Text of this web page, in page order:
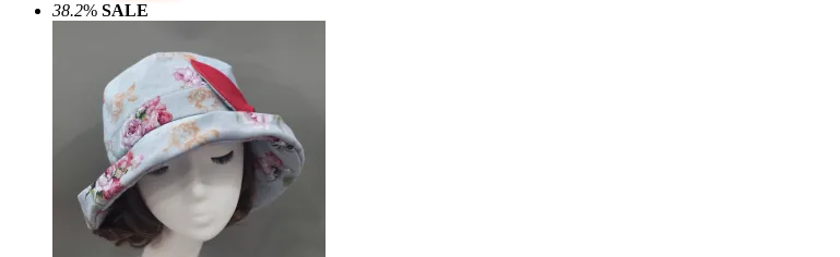
38.2% SALE